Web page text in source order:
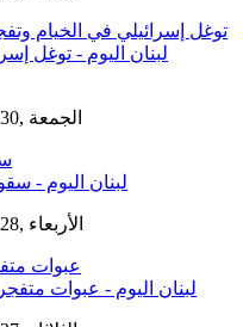
توغل إسرائيلي في الخيام
GMT 10:13 2026 الجمعة ,30 كانون الثاني / يناير
GMT 07:19 2026 الأربعاء ,28 كانون الثاني / يناير
عبوات